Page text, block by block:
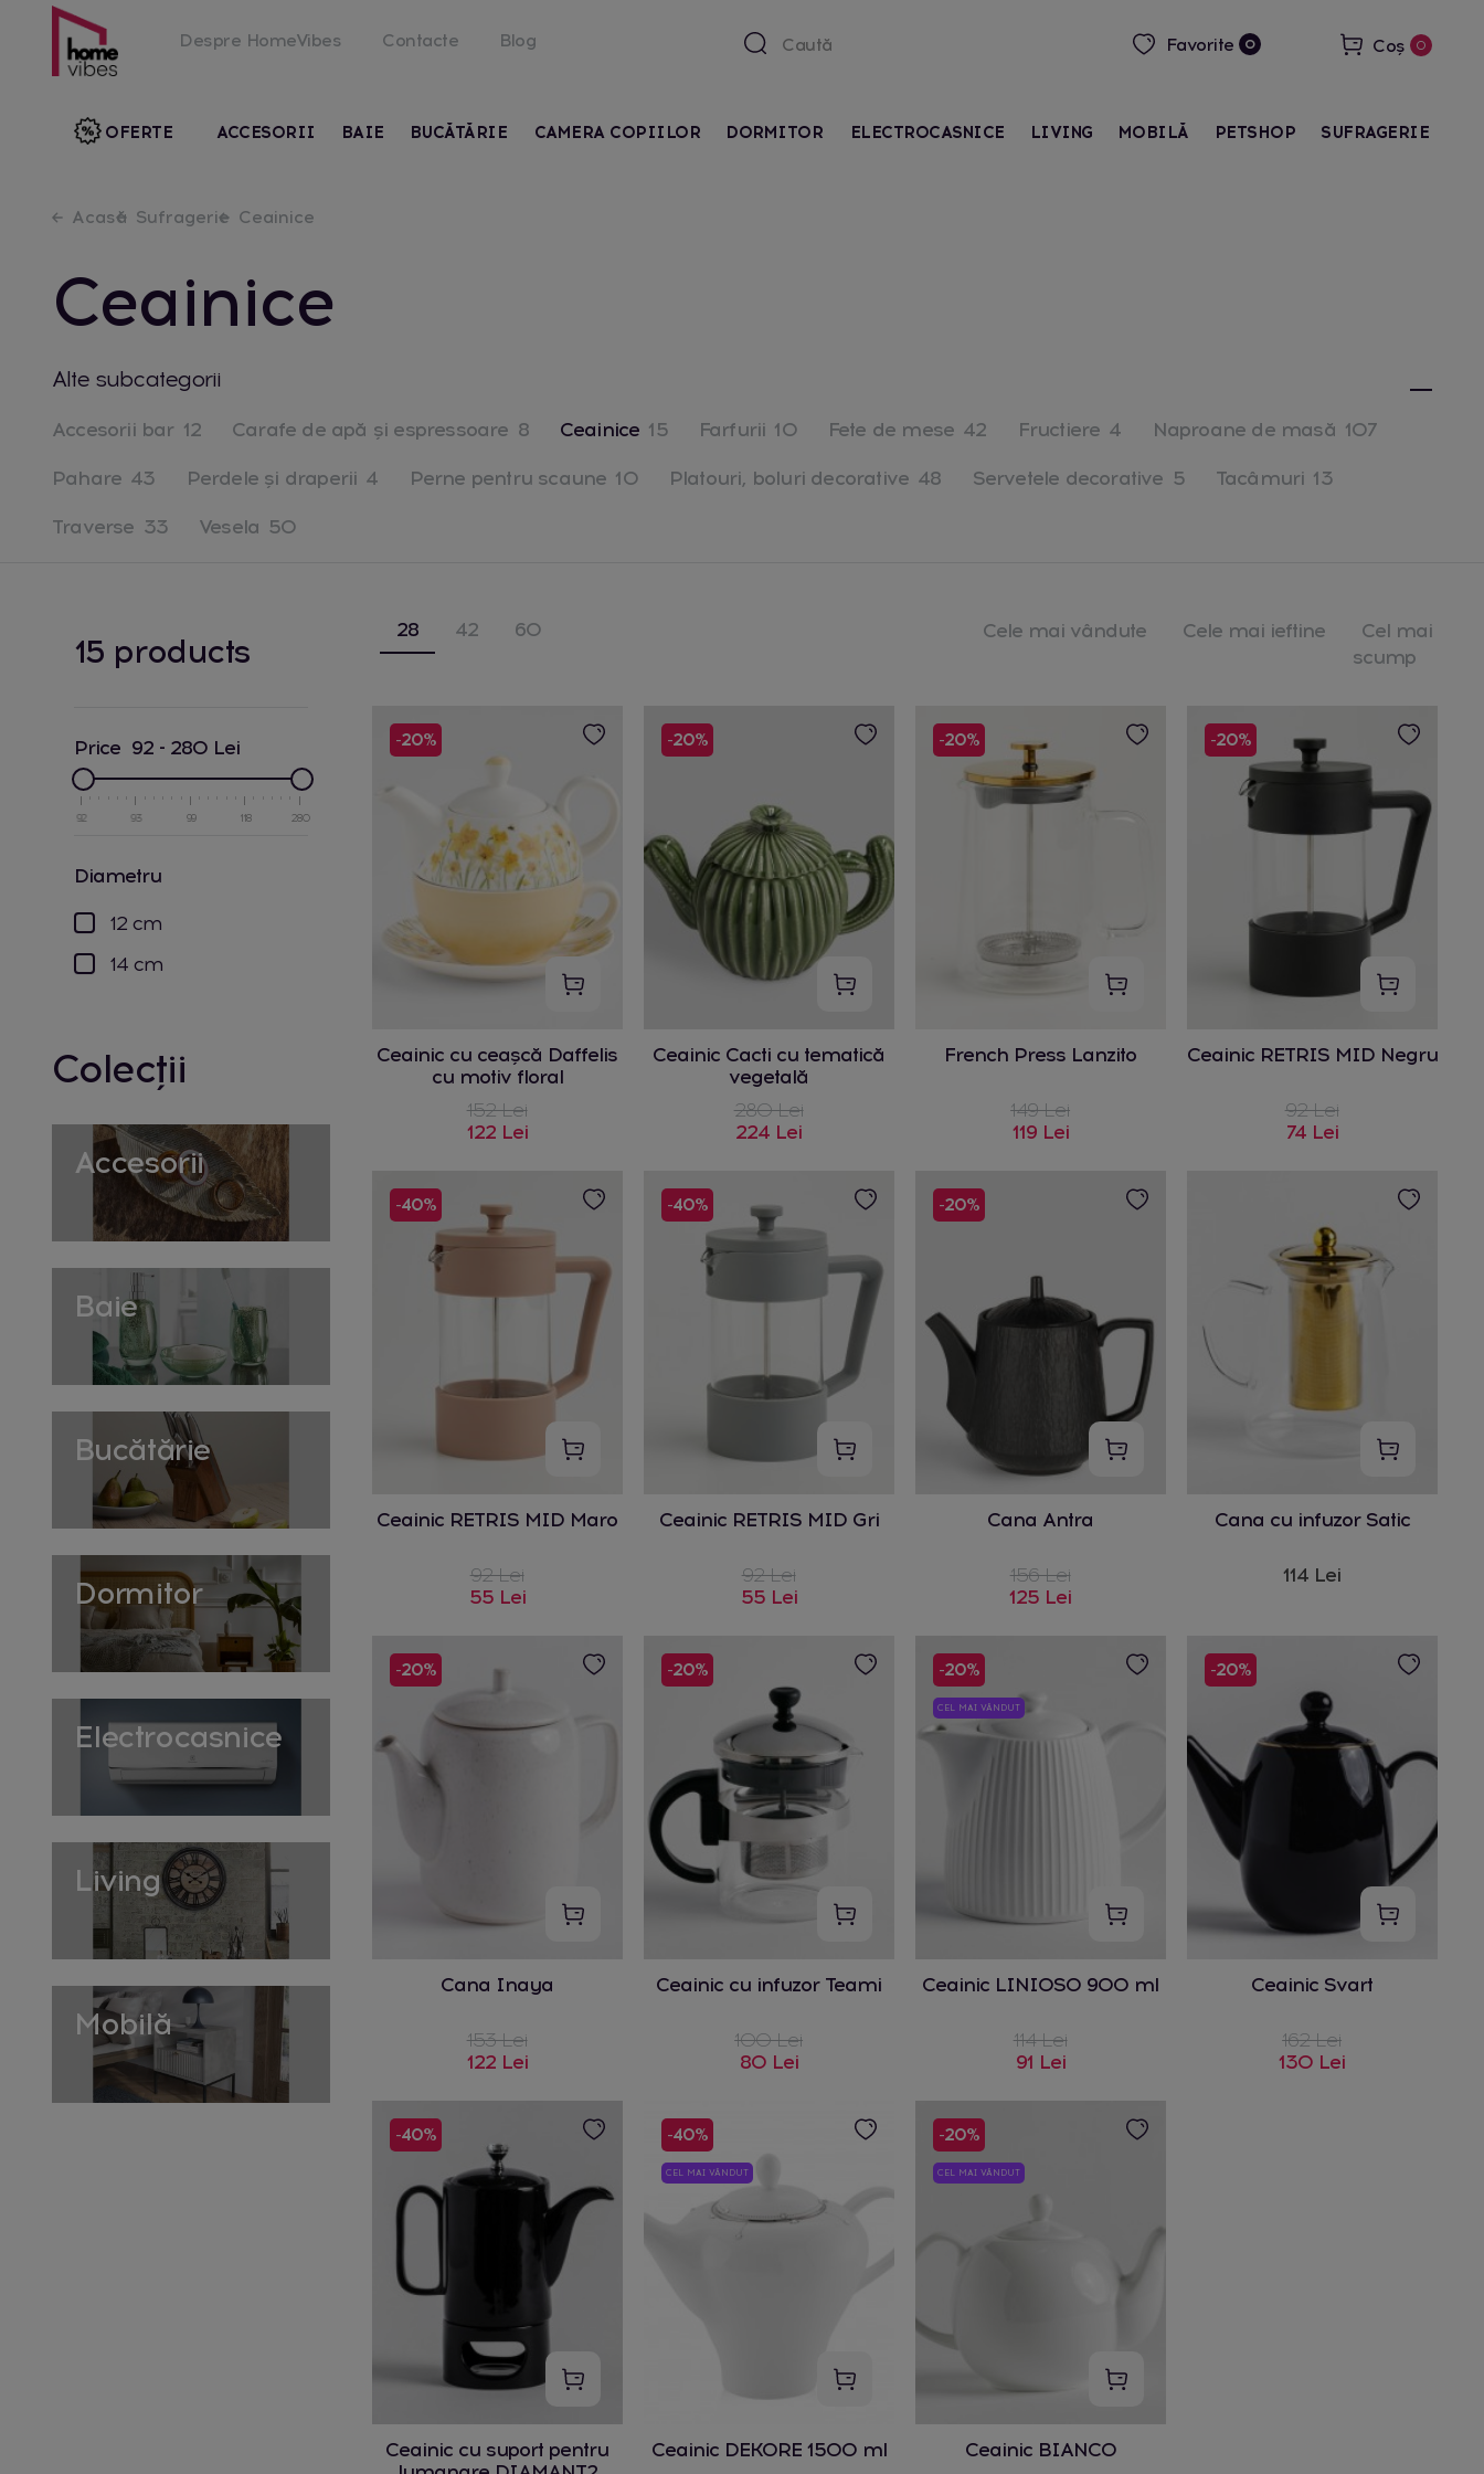
Despre HomeVibes Contacte Blog Favorite 0 Coș 0
ACCESORII BAIE BUCĂTĂRIE CAMERA COPIILOR DORMITOR ELECTROCASNICE LIVING MOBILĂ
OFERTE PETSHOP SUFRAGERIE
Acasă Sufragerie Ceainice
Ceainice
Alte subcategorii
Accesorii bar 12 Carafe de apă și espressoare 8 Ceainice 15 Farfurii 10 Fete de mese 42 Fructiere 4 Naproane de masă 107
Pahare 43 Perdele și draperii 4 Perne pentru scaune 10 Platouri, boluri decorative 48 Servetele decorative 5 Tacâmuri 13
Traverse 33 Vesela 50
15 products
Price 92 - 280 Lei
92 93 99 118 280
diametru
12 cm
14 cm
Colecții
Accesorii
Baie
Bucătărie
Dormitor
Electrocasnice
Living
Mobilă
28 42 60 Cele mai vândute Cele mai ieftine
Cel mai
scump
-20%
Ceainic cu ceașcă Daffelis
cu motiv floral
152 Lei
122 Lei
-20%
Ceainic Cacti cu tematică
vegetală
280 Lei
224 Lei
-20%
French Press Lanzito
149 Lei
119 Lei
-20%
Ceainic RETRIS MID Negru
92 Lei
74 Lei
-40%
Ceainic RETRIS MID Maro
92 Lei
55 Lei
-40%
Ceainic RETRIS MID Gri
92 Lei
55 Lei
-20%
Cana Antra
156 Lei
125 Lei
Cana cu infuzor Satic
114 Lei
-20%
Cana Inaya
153 Lei
122 Lei
-20%
Ceainic cu infuzor Teami
100 Lei
80 Lei
-20%
CEL MAI VÂNDUT
Ceainic LINIOSO 900 ml
114 Lei
91 Lei
-20%
Ceainic Svart
162 Lei
130 Lei
-40%
Ceainic cu suport pentru
-40%
CEL MAI VÂNDUT
Ceainic DEKORE 1500 ml
-20%
CEL MAI VÂNDUT
Ceainic BIANCO